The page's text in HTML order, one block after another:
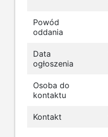
Powód
oddania
Data
ogłoszenia
Osoba do
kontaktu
Kontakt